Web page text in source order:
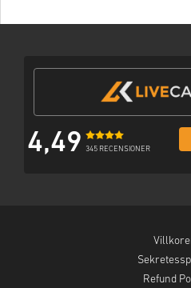
4,49 345 RECENSIONER
Refund